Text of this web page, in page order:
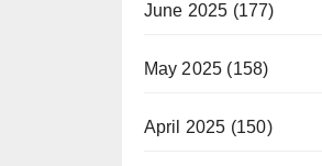
June 2025 (177)
May 2025 (158)
April 2025 (150)